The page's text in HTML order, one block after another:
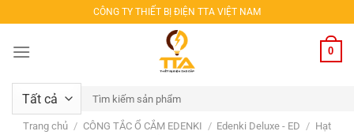
qua
nội
CÔNG TY THIẾT BỊ ĐIỆN TTA VIỆT NAM
0
Tìm
kiếm:
Trang chủ / CÔNG TẮC Ổ CẮM EDENKI / Edenki Deluxe - ED / Hạt